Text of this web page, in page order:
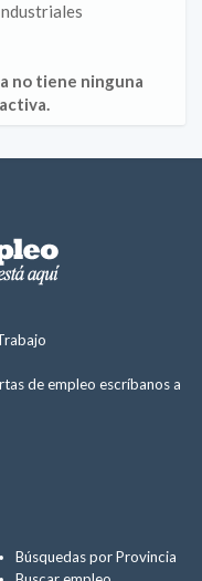
no tiene ninguna
de empleo escríbanos a
Búsquedas por Provincia